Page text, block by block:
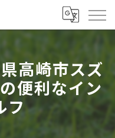
高崎市スズ
便利なイン
フ